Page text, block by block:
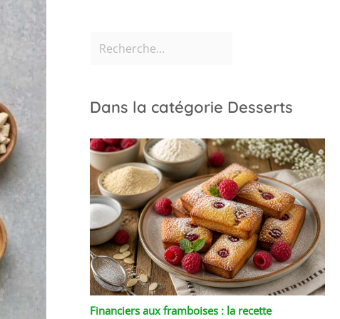
Dans la catégorie Desserts
Financiers aux framboises : la recette